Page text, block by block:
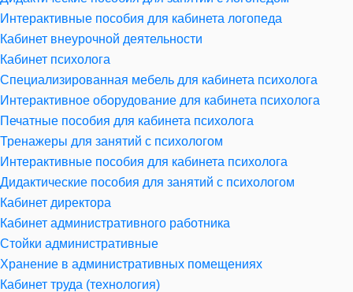
Интерактивные пособия для кабинета логопеда
Кабинет внеурочной деятельности
Кабинет психолога
Специализированная мебель для кабинета психолога
Интерактивное оборудование для кабинета психолога
Печатные пособия для кабинета психолога
Тренажеры для занятий с психологом
Интерактивные пособия для кабинета психолога
Дидактические пособия для занятий с психологом
Кабинет директора
Кабинет административного работника
Стойки административные
Хранение в административных помещениях
Кабинет труда (технология)